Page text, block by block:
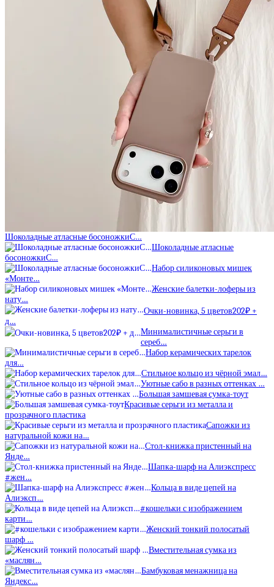
Шоколадные атласные босоножкиС…
Шоколадные атласные
босоножкиС…
Набор силиконовых мишек
«Монте…
Женские балетки-лоферы из
нату…
Очки-новинка, 5 цветов202₽ +
д…
Минималистичные серьги в
сереб…
Набор керамических тарелок
для…
Стильное кольцо из чёрной эмал…
Уютные сабо в разных оттенках …
Большая замшевая сумка-тоут
Красивые серьги из металла и
прозрачного пластика
Сапожки из
натуральной кожи на…
Стол-книжка пристенный на
Янде…
Шапка-шарф на Алиэкспресс
#жен…
Кольца в виде цепей на
Алиэксп…
#кошельки с изображением
карти…
Женский тонкий полосатый
шарф …
Вместительная сумка из
«маслян…
Бамбуковая менажница на
Яндекс…